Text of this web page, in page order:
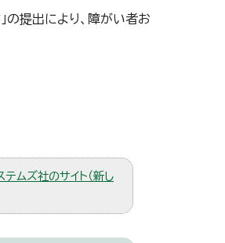
」の提出により、障がい者お
テムズ社のサイト（新し